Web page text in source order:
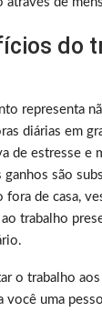
do
representa
diárias em
de estresse e
ganhos são
fora de casa,
trabalho
o trabalho
você uma